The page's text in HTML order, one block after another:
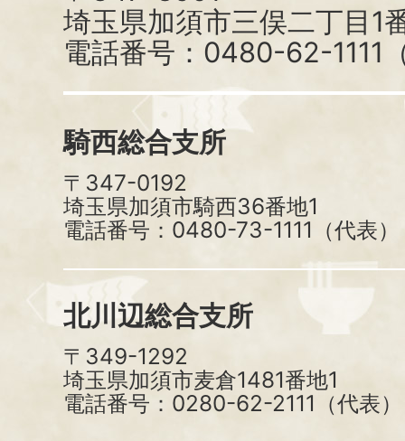
埼玉県加須市三俣二丁目1
電話番号：0480-62-1111
騎西総合支所
〒347-0192
埼玉県加須市騎西36番地1
電話番号：0480-73-1111（代表）
北川辺総合支所
〒349-1292
埼玉県加須市麦倉1481番地1
電話番号：0280-62-2111（代表）